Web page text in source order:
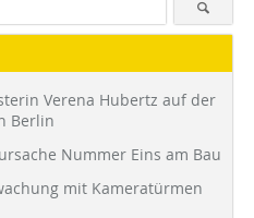
Verena Hubertz auf der
Berlin
Nummer Eins am Bau
mit Kameratürmen